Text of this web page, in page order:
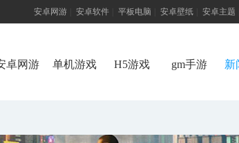
安卓网游 安卓软件 平板电脑 安卓壁纸 安卓主题
卓网游 单机游戏 H5游戏 gm手游 新